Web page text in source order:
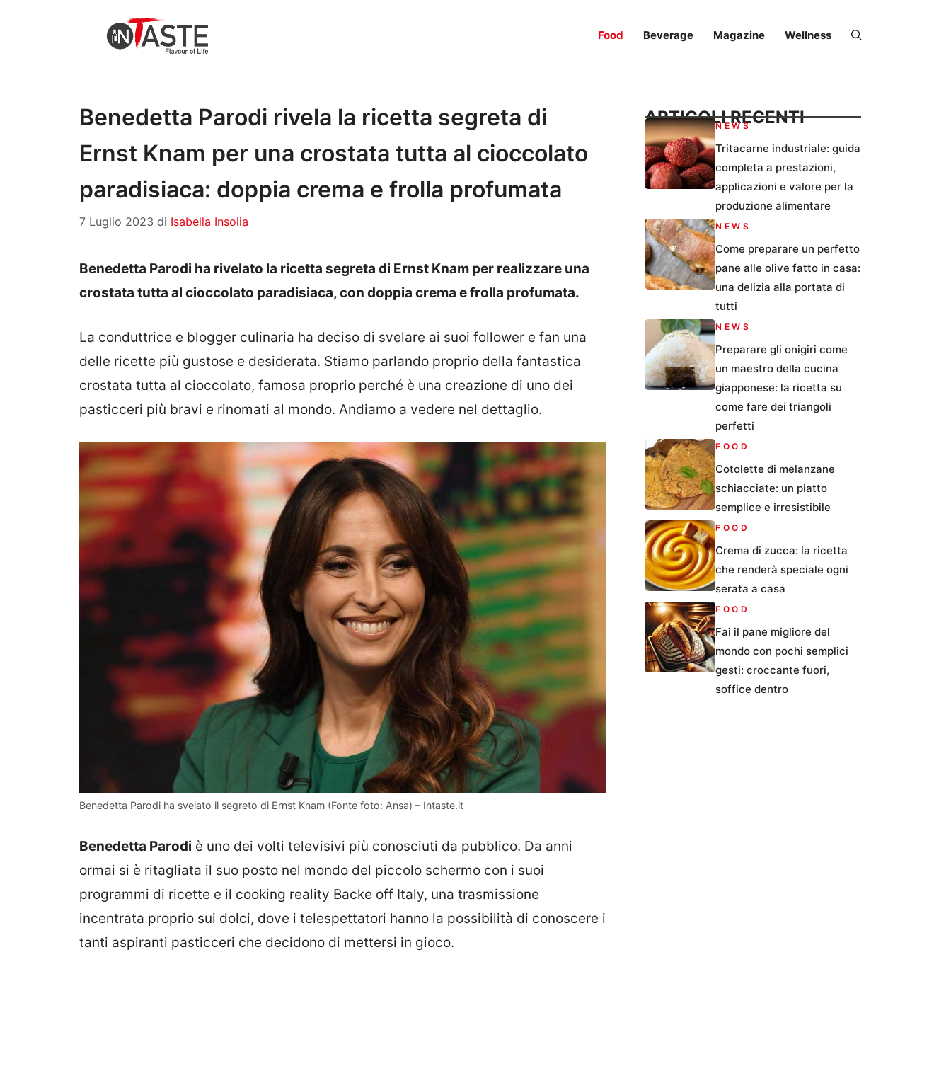
Food Beverage Magazine Wellness
Benedetta Parodi rivela la ricetta segreta di
Ernst Knam per una crostata tutta al cioccolato
paradisiaca: doppia crema e frolla profumata
7 Luglio 2023 di Isabella Insolia
Benedetta Parodi ha rivelato la ricetta segreta di Ernst Knam per realizzare una
crostata tutta al cioccolato paradisiaca, con doppia crema e frolla profumata.
La conduttrice e blogger culinaria ha deciso di svelare ai suoi follower e fan una
delle ricette più gustose e desiderata. Stiamo parlando proprio della fantastica
crostata tutta al cioccolato, famosa proprio perché è una creazione di uno dei
pasticceri più bravi e rinomati al mondo. Andiamo a vedere nel dettaglio.
Benedetta Parodi ha svelato il segreto di Ernst Knam (Fonte foto: Ansa) – Intaste.it
Benedetta Parodi è uno dei volti televisivi più conosciuti da pubblico. Da anni
ormai si è ritagliata il suo posto nel mondo del piccolo schermo con i suoi
programmi di ricette e il cooking reality Backe off Italy, una trasmissione
incentrata proprio sui dolci, dove i telespettatori hanno la possibilità di conoscere i
tanti aspiranti pasticceri che decidono di mettersi in gioco.
ARTICOLI RECENTI
NEWS
Tritacarne industriale: guida
completa a prestazioni,
applicazioni e valore per la
produzione alimentare
NEWS
Come preparare un perfetto
pane alle olive fatto in casa:
una delizia alla portata di
tutti
NEWS
Preparare gli onigiri come
un maestro della cucina
giapponese: la ricetta su
come fare dei triangoli
perfetti
FOOD
Cotolette di melanzane
schiacciate: un piatto
semplice e irresistibile
FOOD
Crema di zucca: la ricetta
che renderà speciale ogni
serata a casa
FOOD
Fai il pane migliore del
mondo con pochi semplici
gesti: croccante fuori,
soffice dentro